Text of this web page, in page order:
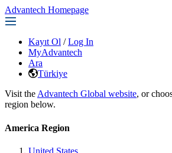
Advantech Homepage
Kayıt Ol / Log In
MyAdvantech
Ara
Türkiye
Visit the Advantech Global website, or
region below.
America Region
United States